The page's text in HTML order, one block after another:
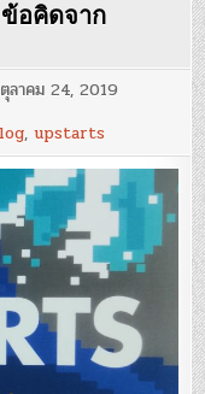
ข้อคิดจาก
ตุลาคม 24, 2019
,upstarts